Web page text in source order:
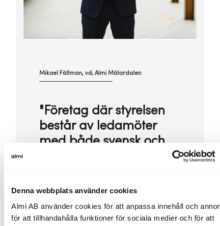
Denna webbplats använder cookies
Almi AB använder cookies för att anpassa innehåll och
för att tillhandahålla funktioner för sociala medier och för att
Mikael Fällman, vd, Almi Mälardalen
"Företag där styrelsen
består av ledamöter
med både svensk och
andra företag."